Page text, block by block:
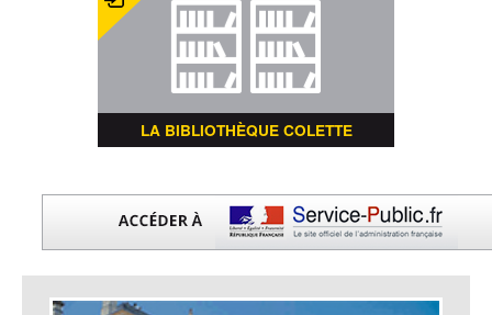
LA BIBLIOTHÈQUE COLETTE